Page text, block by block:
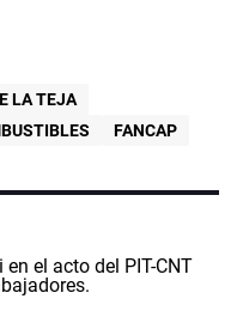
LA TEJA
FANCAP